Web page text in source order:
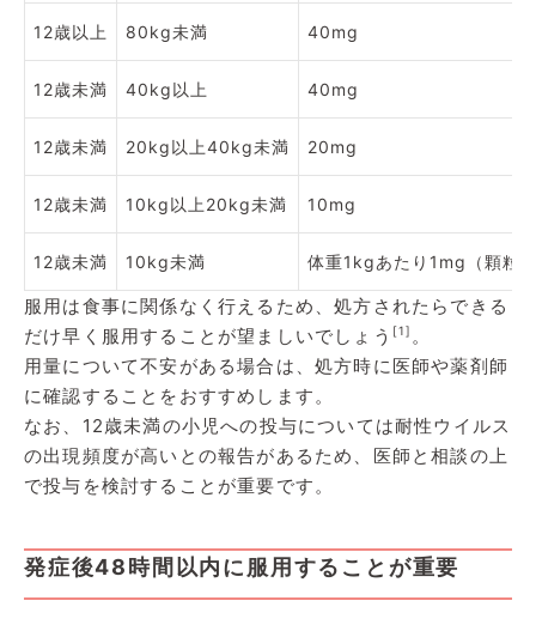
12歳以上 80kg未満 40mg
12歳未満 40kg以上 40mg
12歳未満 20kg以上40kg未満 20mg
12歳未満 10kg以上20kg未満 10mg
12歳未満 10kg未満 体重1kgあたり1mg（顆粒
服用は食事に関係なく行えるため、処方されたらできる
だけ早く服用することが望ましいでしょう [1] 。
用量について不安がある場合は、処方時に医師や薬剤師
に確認することをおすすめします。
なお、12歳未満の小児への投与については耐性ウイルス
の出現頻度が高いとの報告があるため、医師と相談の上
で投与を検討することが重要です。
発症後48時間以内に服用することが重要